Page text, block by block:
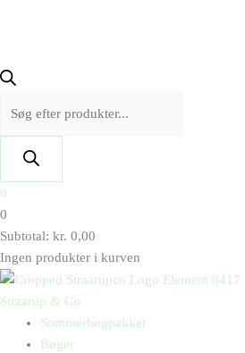
0
0
Subtotal: kr. 0,00
Ingen produkter i kurven
Straarup & Co
Sommerbogpakker
Bøger